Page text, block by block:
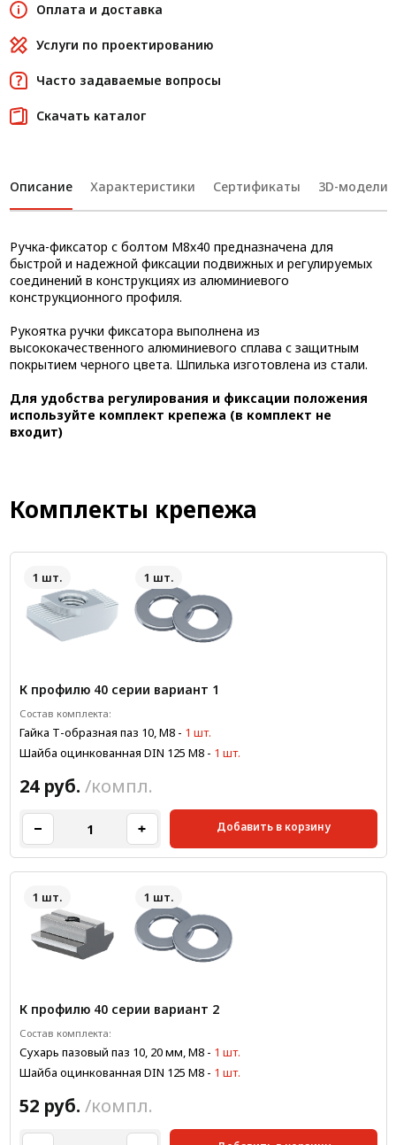
Оплата и доставка
Услуги по проектированию
Часто задаваемые вопросы
Скачать каталог
Описание Характеристики Сертификаты 3D-модели
Ручка-фиксатор с болтом М8х40 предназначена для
быстрой и надежной фиксации подвижных и регулируемых
соединений в конструкциях из алюминиевого
конструкционного профиля.
Рукоятка ручки фиксатора выполнена из
высококачественного алюминиевого сплава с защитным
покрытием черного цвета. Шпилька изготовлена из стали.
Для удобства регулирования и фиксации положения
используйте комплект крепежа (в комплект не
входит)
Комплекты крепежа
1 шт. 1 шт.
К профилю 40 серии вариант 1
Состав комплекта:
Гайка Т-образная паз 10, М8- 1 шт.
Шайба оцинкованная DIN 125 М8- 1 шт.
24 руб. /компл.
Добавить в корзину
1 шт. 1 шт.
К профилю 40 серии вариант 2
Состав комплекта:
Сухарь пазовый паз 10, 20 мм, М8- 1 шт.
Шайба оцинкованная DIN 125 М8- 1 шт.
52 руб. /компл.